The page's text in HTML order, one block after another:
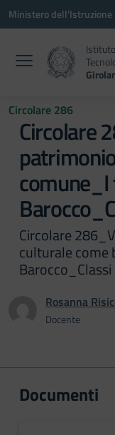
Vai ai contenuti
Vai al menu di navigazione
Vai al footer
Ministero dell'Istruzione
Circolare 286
Circolare
Circolare
culturale come
Barocco_Classi
Rosanna
Docente
Documenti